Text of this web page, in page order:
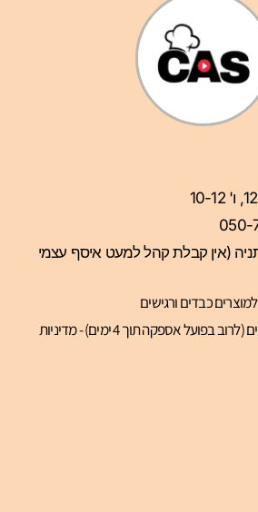
(אין קבלת קהל למעט איסף עצמי
כבדים ורגישים
משלוח עד 7 ימי עסקים (לרוב בפועל אספקה תוך 4 ימים) - מדיניות